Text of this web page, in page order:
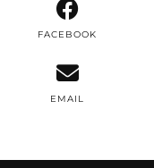
FACEBOOK
EMAIL